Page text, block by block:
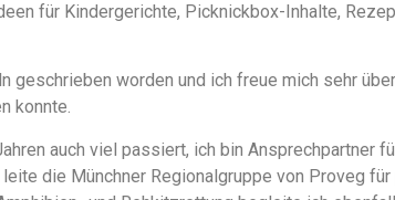
für Kindergerichte, Picknickbox-Inhalte,
geschrieben worden und ich freue mich sehr
konnte.
auch viel passiert, ich bin Ansprechpartner
die Münchner Regionalgruppe von Proveg